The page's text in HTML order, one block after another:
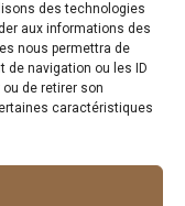
des technologies
aux informations des
nous permettra de
de navigation ou les ID
de retirer son
caractéristiques
confidentialité
saisonnière